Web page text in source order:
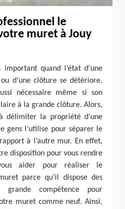
le
muret à Jouy
quand l’état d’une
d’une clôture se détériore.
nécessaire même si son
à la grande clôture. Alors,
délimiter la propriété d’une
gens l’utilise pour séparer le
à l’autre mur. En effet,
disposition pour vous rendre
aider pour réaliser le
parce qu’il dispose des
grande compétence pour
muret comme neuf. Ainsi,